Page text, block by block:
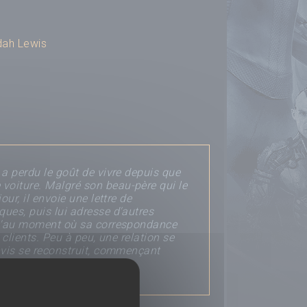
Lewis
perdu le goût de vivre depuis que
Malgré son beau-père qui le
il envoie une lettre de
puis lui adresse d'autres
moment où sa correspondance
Peu à peu, une relation se
se reconstruit, commençant